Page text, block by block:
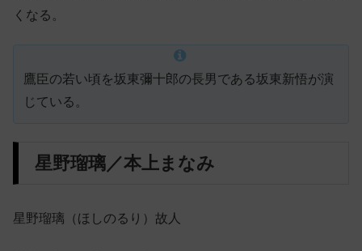
くなる。
鷹臣の若い頃を坂東彌十郎の長男である坂東新悟が演
じている。
星野瑠璃／本上まなみ
星野瑠璃（ほしのるり）故人